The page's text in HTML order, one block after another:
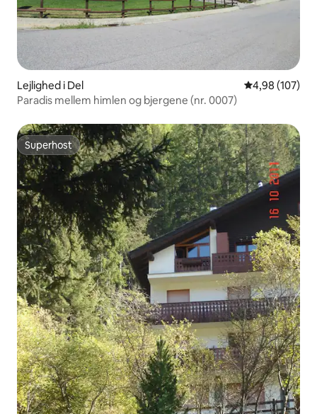
Lejlighed i Del 4,98 ud af 5 i
4,98 (107)
Paradis mellem himlen og bjergene (nr. 0007)
Superhost
Superhost